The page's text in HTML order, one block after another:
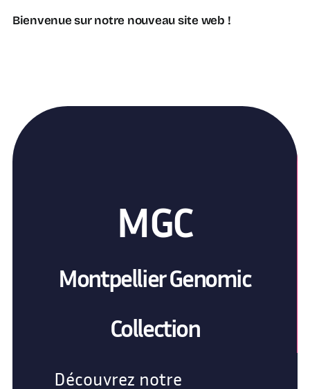
Bienvenue sur notre nouveau site web !
MGC
Montpellier Genomic
Collection
Découvrez notre